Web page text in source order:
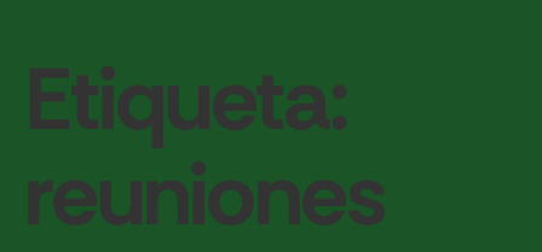
Etiqueta:
reuniones